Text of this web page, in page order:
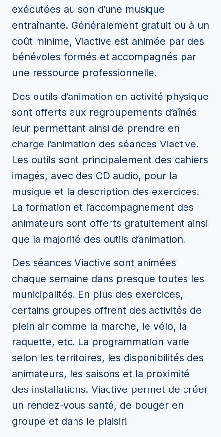
exécutées au son d’une musique
entraînante. Généralement gratuit ou à un
coût minime, Viactive est animée par des
bénévoles formés et accompagnés par
une ressource professionnelle.
Des outils d’animation en activité physique
sont offerts aux regroupements d’aînés
leur permettant ainsi de prendre en
charge l’animation des séances Viactive.
Les outils sont principalement des cahiers
imagés, avec des CD audio, pour la
musique et la description des exercices.
La formation et l’accompagnement des
animateurs sont offerts gratuitement ainsi
que la majorité des outils d’animation.
Des séances Viactive sont animées
chaque semaine dans presque toutes les
municipalités. En plus des exercices,
certains groupes offrent des activités de
plein air comme la marche, le vélo, la
raquette, etc. La programmation varie
selon les territoires, les disponibilités des
animateurs, les saisons et la proximité
des installations. Viactive permet de créer
un rendez-vous santé, de bouger en
groupe et dans le plaisir!